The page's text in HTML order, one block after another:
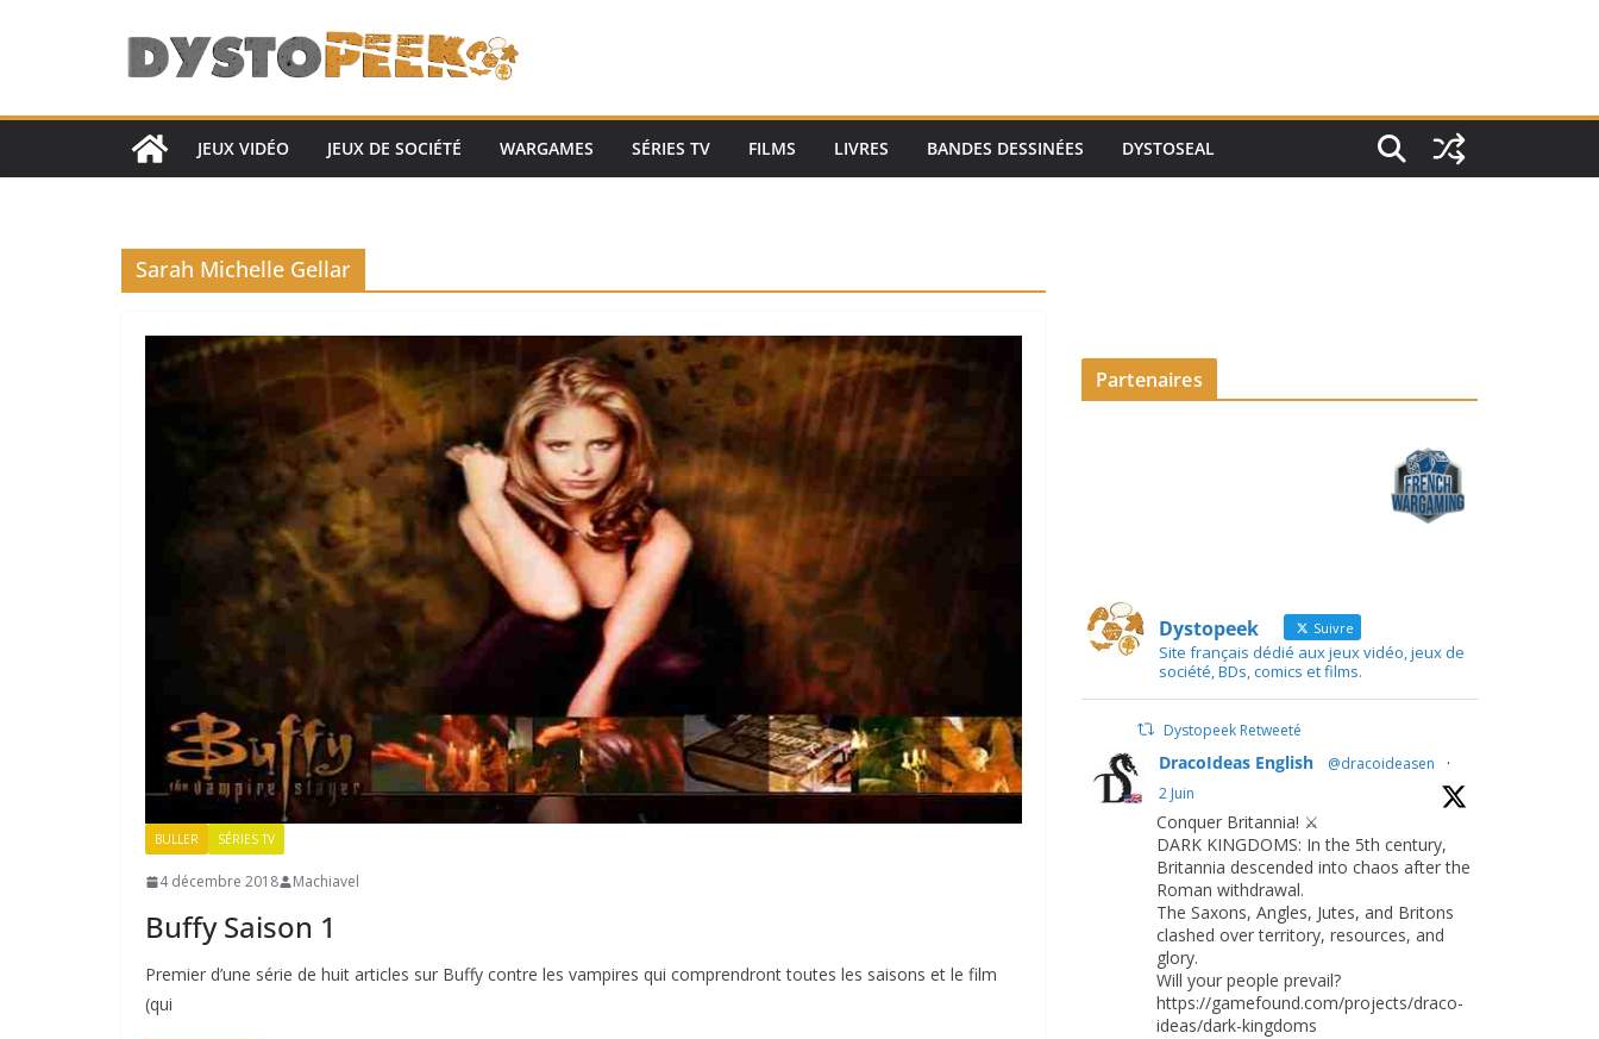
JEUX VIDÉO JEUX DE SOCIÉTÉ WARGAMES SÉRIES TV FILMS LIVRES BANDES DESSINÉES DYSTOSEAL
Sarah Michelle Gellar
BULLER SÉRIES TV
4 décembre 2018 Machiavel
Buffy Saison 1
Premier d’une série de huit articles sur Buffy contre les vampires qui comprendront toutes les saisons et le film
(qui
Partenaires
Dystopeek Suivre
Site français dédié aux jeux vidéo, jeux de
société, BDs, comics et films.
Dystopeek Retweeté
DracoIdeas English @dracoideasen
·
2 Juin
Conquer Britannia! ⚔️
DARK KINGDOMS: In the 5th century,
Britannia descended into chaos after the
Roman withdrawal.
The Saxons, Angles, Jutes, and Britons
clashed over territory, resources, and
glory.
Will your people prevail?
https://gamefound.com/projects/draco-
ideas/dark-kingdoms